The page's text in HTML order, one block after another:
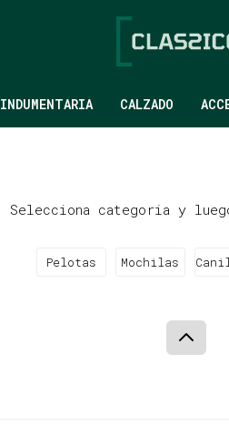
INDUMENTARIA CALZADO
Selecciona categoria y
Pelotas Mochilas